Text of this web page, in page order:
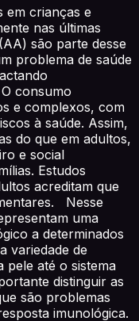
em crianças e
nas últimas
são parte desse
problema de saúde
consumo
e complexos, com
à saúde. Assim,
do que em adultos,
e social
Estudos
acreditam que
Nesse
uma
a determinados
variedade de
pele até o sistema
distinguir as
são problemas
imunológica.